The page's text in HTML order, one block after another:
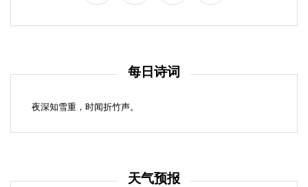
每日诗词
夜深知雪重，时闻折竹声。
天气预报